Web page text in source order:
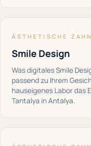
ÄSTHETISCHE
Smile Design
Was digitales Smile
passend zu Ihrem
hauseigenes Labor das
Tantalya in Antalya.